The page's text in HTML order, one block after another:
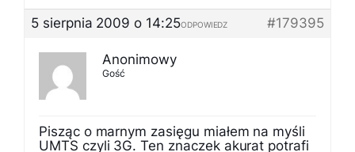
5 sierpnia 2009 o 14:25
#179395
ODPOWIEDZ
Anonimowy
Gość
Pisząc o marnym zasięgu miałem na myśli
UMTS czyli 3G. Ten znaczek akurat potrafi